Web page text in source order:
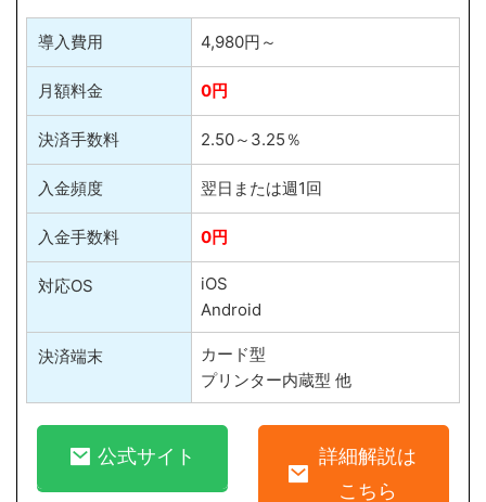
導入費用 4,980円～
月額料金 0円
決済手数料 2.50～3.25％
入金頻度 翌日または週1回
入金手数料 0円
対応OS
iOS
Android
決済端末
カード型
プリンター内蔵型 他
公式サイト
詳細解説は
こちら